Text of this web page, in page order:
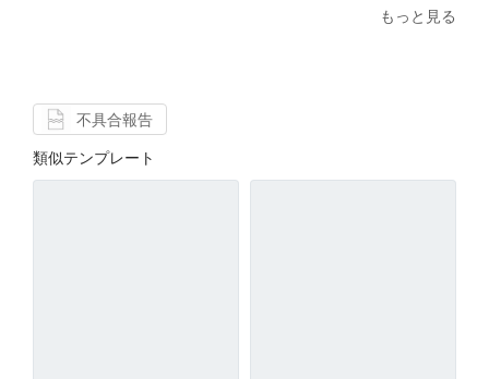
もっと見る
不具合報告
類似テンプレート